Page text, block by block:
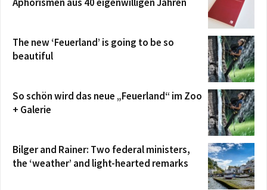
The new ‘Feuerland’ is going to be so
beautiful
So schön wird das neue „Feuerland“ im Zoo
+ Galerie
Bilger and Rainer: Two federal ministers,
the ‘weather’ and light-hearted remarks